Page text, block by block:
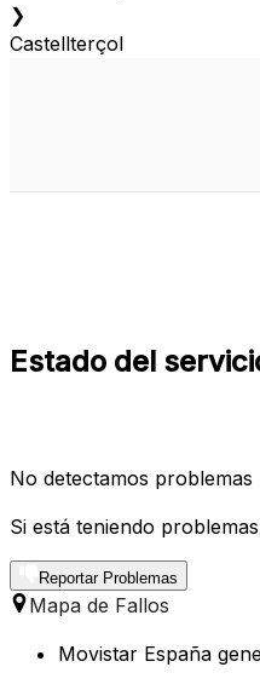
❯
Castellterçol
Estado del
No detectamos problemas
Si está teniendo
Reportar Problemas
Mapa de Fallos
Movistar España